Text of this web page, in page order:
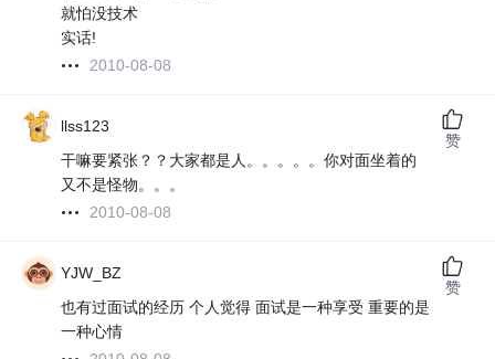
就怕没技术
实话!
2010-08-08
llss123
干嘛要紧张？？大家都是人。。。。。你对面坐着的
又不是怪物。。。
2010-08-08
赞
YJW_BZ
也有过面试的经历 个人觉得 面试是一种享受 重要的是
一种心情
赞